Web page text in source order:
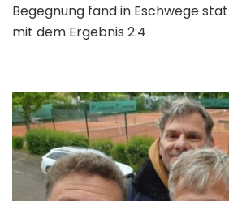
Begegnung fand in Eschwege
mit dem Ergebnis 2:4